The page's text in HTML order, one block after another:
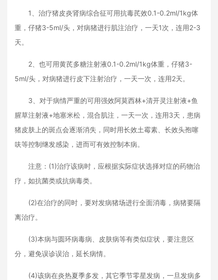
1、治疗猪皮炎肾病综合征可用抗毒芪效0.1-0.2ml/1kg体
重，仔猪3-5ml/头，对病猪进行肌注治疗，一天1次，连用2-3
天。
2、也可用黄芪多糖注射液0.1-0.2ml/1kg体重，仔猪3-
5ml/头，对病猪进行皮下注射治疗，一天一次，连用2天。
3、对于病情严重的可用强效阿莫西林+清开灵注射液+鱼
腥草注射液+地塞米松，混合肌注，一天一次，连用3天，患病
猪皮肤上的斑点会逐渐消失，同时用长效土霉素、长效头孢噻
呋等控制继发感染，进而可有效控制本病。
注意：(1)治疗该病时，应根据实际症状选择对症的药物治
疗，如抗菌类或抗病毒类。
(2)在治疗的同时，要对发病猪场进行全面消毒，病猪要隔
离治疗。
(3)本病与圆环病毒病、皮肤病等有类似症状，要注意区
分，避免误诊误治，延长病情。
(4)该病在炎热夏季多发，其它季节零星发病，一旦发病多